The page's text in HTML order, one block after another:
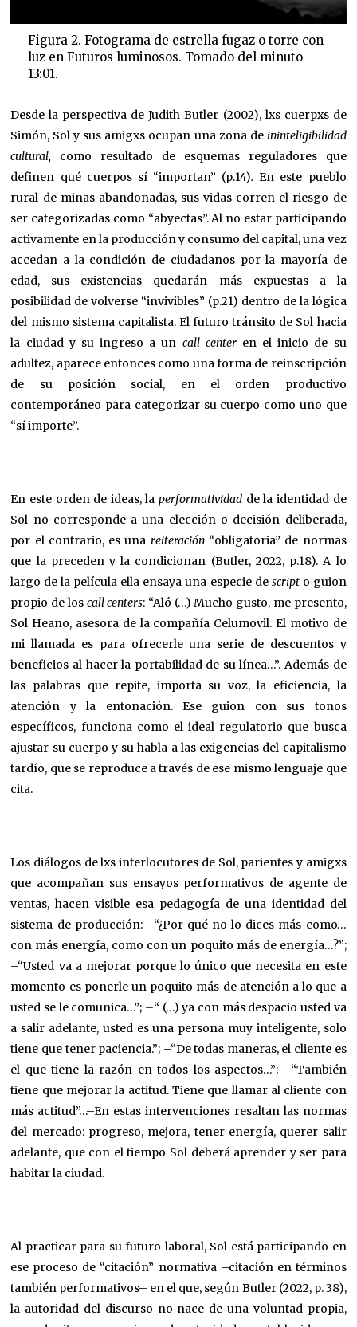
Figura 2. Fotograma de estrella fugaz o torre con
luz en Futuros luminosos. Tomado del minuto
13:01.
Desde la perspectiva de Judith Butler (2002), lxs cuerpxs de
Simón, Sol y sus amigxs ocupan una zona deininteligibilidad
cultural, como resultado de esquemas reguladores que
definen qué cuerpos sí “importan” (p.14). En este pueblo
rural de minas abandonadas, sus vidas corren el riesgo de
ser categorizadas como “abyectas”. Al no estar participando
activamente en la producción y consumo del capital, una vez
accedan a la condición de ciudadanos por la mayoría de
edad, sus existencias quedarán más expuestas a la
posibilidad de volverse “invivibles” (p.21) dentro de la lógica
del mismo sistema capitalista. El futuro tránsito de Sol hacia
la ciudad y su ingreso a un call centeren el inicio de su
adultez, aparece entonces como una forma de reinscripción
de su posición social, en el orden productivo
contemporáneo para categorizar su cuerpo como uno que
“sí importe”.
En este orden de ideas, laperformatividad de la identidad de
Sol no corresponde a una elección o decisión deliberada,
por el contrario, es una reiteración “obligatoria” de normas
que la preceden y la condicionan (Butler, 2022, p.18). A lo
largo de la película ella ensaya una especie de script o guion
propio de los call centers: “Aló (…) Mucho gusto, me presento,
Sol Heano, asesora de la compañía Celumovil. El motivo de
mi llamada es para ofrecerle una serie de descuentos y
beneficios al hacer la portabilidad de su línea…”. Además de
las palabras que repite, importa su voz, la eficiencia, la
atención y la entonación. Ese guion con sus tonos
específicos, funciona como el ideal regulatorio que busca
ajustar su cuerpo y su habla a las exigencias del capitalismo
tardío, que se reproduce a través de ese mismo lenguaje que
cita.
Los diálogos de lxs interlocutores de Sol, parientes y amigxs
que acompañan sus ensayos performativos de agente de
ventas, hacen visible esa pedagogía de una identidad del
sistema de producción: –“¿Por qué no lo dices más como…
con más energía, como con un poquito más de energía…?”;
–“Usted va a mejorar porque lo único que necesita en este
momento es ponerle un poquito más de atención a lo que a
usted se le comunica…”; –“ (…) ya con más despacio usted va
a salir adelante, usted es una persona muy inteligente, solo
tiene que tener paciencia.”; –“De todas maneras, el cliente es
el que tiene la razón en todos los aspectos…”; –“También
tiene que mejorar la actitud. Tiene que llamar al cliente con
más actitud”…–En estas intervenciones resaltan las normas
del mercado: progreso, mejora, tener energía, querer salir
adelante, que con el tiempo Sol deberá aprender y ser para
habitar la ciudad.
Al practicar para su futuro laboral, Sol está participando en
ese proceso de “citación” normativa –citación en términos
también performativos– en el que, según Butler (2022, p. 38),
la autoridad del discurso no nace de una voluntad propia,